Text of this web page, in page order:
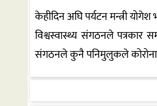
केहीदिन अघि पर्यटन मन्त्री
विश्वस्वास्थ्य संगठनले पत्रकार
संगठनले कुनै पनिमुलुकले